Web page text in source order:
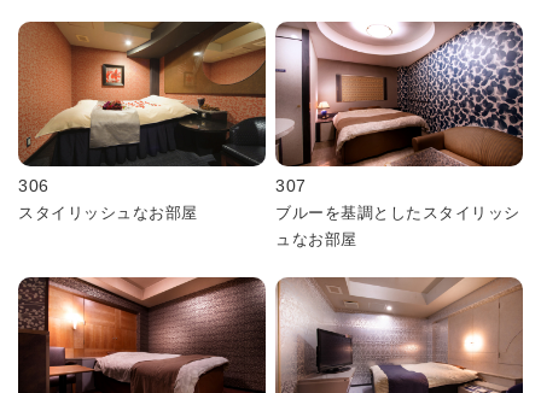
306
スタイリッシュなお部屋
307
ブルーを基調としたスタイリッシ
ュなお部屋